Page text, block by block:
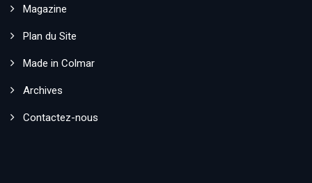
Magazine
Plan du Site
Made in Colmar
Archives
Contactez-nous